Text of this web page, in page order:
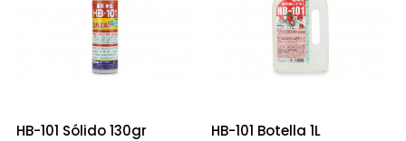
HB-101 Sólido 130gr HB-101 Botella 1L